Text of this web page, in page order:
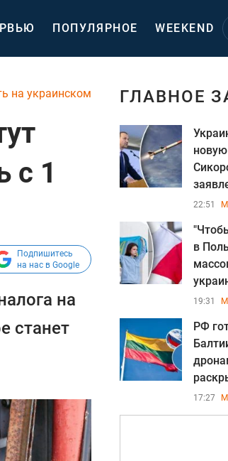
ПОПУЛЯРНОЕ WEEKEND
на украинском
с 1
Подпишитесь
на нас в Google
на
станет
ГЛАВНОЕ
22:51
в
19:31
РФ
17:27